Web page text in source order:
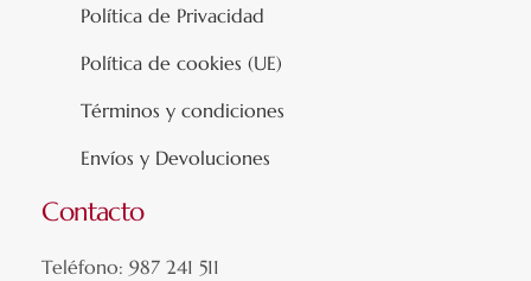
Política de Privacidad
Política de cookies (UE)
Términos y condiciones
Envíos y Devoluciones
Contacto
Teléfono: 987 241 511